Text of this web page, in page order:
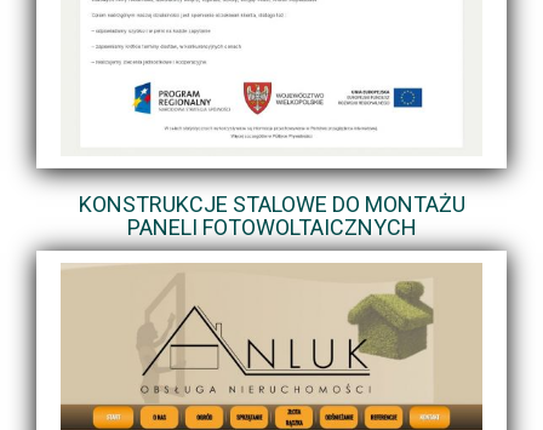
KONSTRUKCJE STALOWE DO MONTAŻU
PANELI FOTOWOLTAICZNYCH